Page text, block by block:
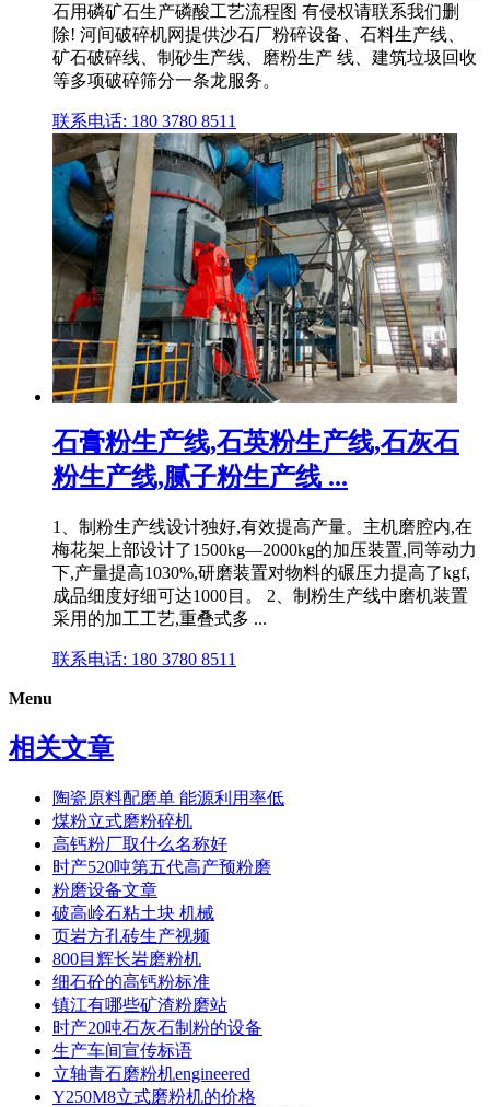
石用磷矿石生产磷酸工艺流程图 有侵权请联系我们删
除! 河间破碎机网提供沙石厂粉碎设备、石料生产线、
矿石破碎线、制砂生产线、磨粉生产 线、建筑垃圾回收
等多项破碎筛分一条龙服务。
联系电话: 180 3780 8511
石膏粉生产线,石英粉生产线,石灰石
粉生产线,腻子粉生产线 ...
1、制粉生产线设计独好,有效提高产量。主机磨腔内,在
梅花架上部设计了1500kg—2000kg的加压装置,同等动力
下,产量提高1030%,研磨装置对物料的碾压力提高了kgf,
成品细度好细可达1000目。 2、制粉生产线中磨机装置
采用的加工工艺,重叠式多 ...
联系电话: 180 3780 8511
Menu
相关文章
陶瓷原料配磨单 能源利用率低
煤粉立式磨粉碎机
高钙粉厂取什么名称好
时产520吨第五代高产预粉磨
粉磨设备文章
破高岭石粘土块 机械
页岩方孔砖生产视频
800目辉长岩磨粉机
细石砼的高钙粉标准
镇江有哪些矿渣粉磨站
时产20吨石灰石制粉的设备
生产车间宣传标语
立轴青石磨粉机engineered
Y250M8立式磨粉机的价格